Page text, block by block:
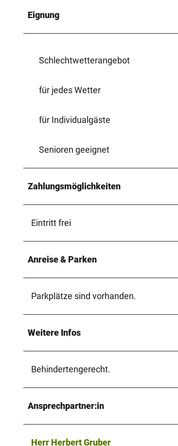
Eignung
Schlechtwetterangebot
für jedes Wetter
für Individualgäste
Senioren geeignet
Zahlungsmöglichkeiten
Eintritt frei
Anreise & Parken
Parkplätze sind vorhanden.
Weitere Infos
Behindertengerecht.
Ansprechpartner:in
Herr Herbert Gruber